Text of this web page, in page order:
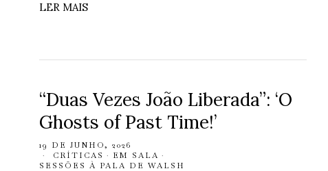
LER MAIS
“Duas Vezes João Liberada”: ‘O
Ghosts of Past Time!’
19 DE JUNHO, 2026
CRÍTICAS · EM SALA ·
SESSÕES À PALA DE WALSH